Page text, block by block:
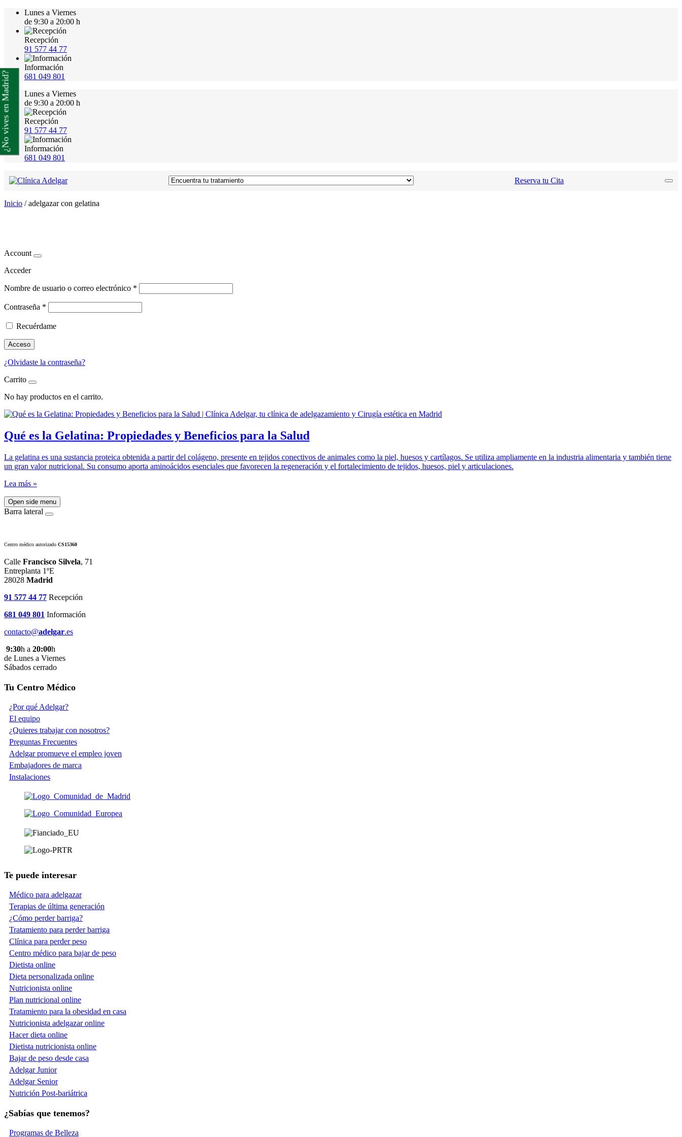
Lunes a Viernes
de 9:30 a 20:00 h
Recepción
91 577 44 77
Información
681 049 801
Lunes a Viernes
de 9:30 a 20:00 h
Recepción
91 577 44 77
Información
681 049 801
Reserva tu Cita
Inicio /adelgazar con gelatina
Account
Acceder
Nombre de usuario o correo electrónico *
Contraseña *
Recuérdame
Acceso
¿Olvidaste la contraseña?
Carrito
No hay productos en el carrito.
Qué es la Gelatina: Propiedades y Beneficios para la Salud
La gelatina es una sustancia proteica obtenida a partir del colágeno, presente en tejidos conectivos de animales como la piel, huesos y cartílagos. Se utiliza ampliamente en la industria alimentaria y también tiene
un gran valor nutricional. Su consumo aporta aminoácidos esenciales que favorecen la regeneración y el fortalecimiento de tejidos, huesos, piel y articulaciones.
Lea más »
Open side menu
Barra lateral
Centro médico autorizado CS15360
Calle Francisco Silvela, 71
Entreplanta 1ºE
28028 Madrid
91 577 44 77 Recepción
681 049 801 Información
contacto@adelgar.es
9:30h a 20:00h
de Lunes a Viernes
Sábados cerrado
Tu Centro Médico
¿Por qué Adelgar?
El equipo
¿Quieres trabajar con nosotros?
Preguntas Frecuentes
Adelgar promueve el empleo joven
Embajadores de marca
Instalaciones
Te puede interesar
Médico para adelgazar
Terapias de última generación
¿Cómo perder barriga?
Tratamiento para perder barriga
Clínica para perder peso
Centro médico para bajar de peso
Dietista online
Dieta personalizada online
Nutricionista online
Plan nutricional online
Tratamiento para la obesidad en casa
Nutricionista adelgazar online
Hacer dieta online
Dietista nutricionista online
Bajar de peso desde casa
Adelgar Junior
Adelgar Senior
Nutrición Post-bariátrica
¿Sabías que tenemos?
Programas de Belleza
¿No vives en Madrid?